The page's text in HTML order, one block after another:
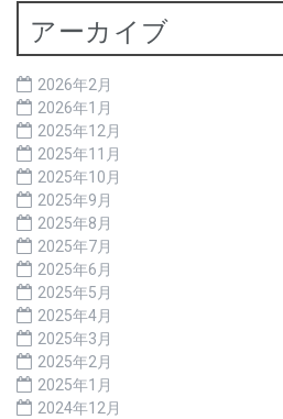
アーカイブ
2026年2月
2026年1月
2025年12月
2025年11月
2025年10月
2025年9月
2025年8月
2025年7月
2025年6月
2025年5月
2025年4月
2025年3月
2025年2月
2025年1月
2024年12月